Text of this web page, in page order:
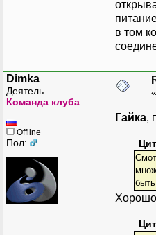
в том
Dimka
Деятель
Команда клуба
Offline
Пол:
«
Гайка,